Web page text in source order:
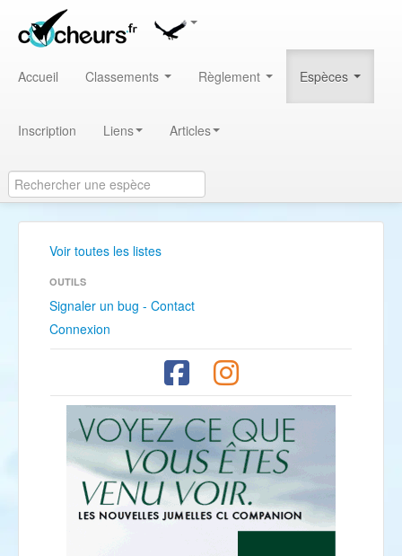
Accueil Classements Règlement Espèces
Inscription Liens Articles
Voir toutes les listes
OUTILS
Signaler un bug - Contact
Connexion